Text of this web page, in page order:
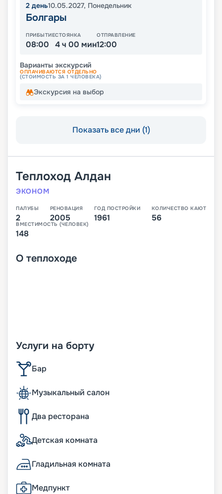
2 день10.05.2027, Понедельник
Болгары
ПРИБЫТИЕ
08:00
СТОЯНКА
4 ч 00 мин
ОТПРАВЛЕНИЕ
12:00
Варианты экскурсий
ОПЛАЧИВАЮТСЯ ОТДЕЛЬНО
(СТОИМОСТЬ ЗА 1 ЧЕЛОВЕКА)
Экскурсия на выбор
Показать все дни (1)
Теплоход Алдан
ЭКОНОМ
ПАЛУБЫ
2
РЕНОВАЦИЯ
2005
ГОД ПОСТРОЙКИ
1961
КОЛИЧЕСТВО КАЮТ
56
ВМЕСТИМОСТЬ (ЧЕЛОВЕК)
148
О теплоходе
Услуги на борту
Бар
Музыкальный салон
Два ресторана
Детская комната
Гладильная комната
Медпункт